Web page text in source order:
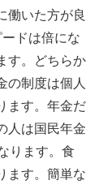
働いた方が良
ドは倍にな
す。どちらか
の制度は個人
ます。年金だ
人は国民年金
ります。食
ます。簡単な